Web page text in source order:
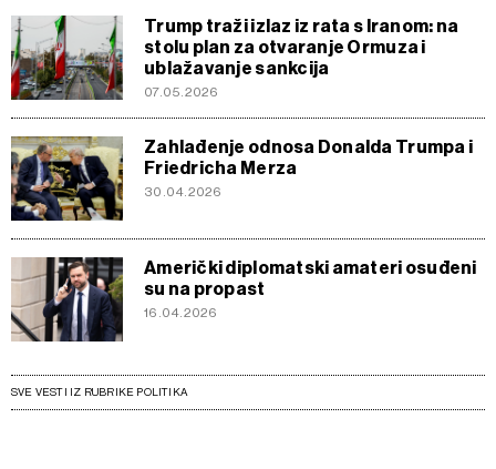
Trump traži izlaz iz rata s Iranom: na
stolu plan za otvaranje Ormuza i
ublažavanje sankcija
07.05.2026
Zahlađenje odnosa Donalda Trumpa i
Friedricha Merza
30.04.2026
Američki diplomatski amateri osuđeni
su na propast
16.04.2026
SVE VESTI IZ RUBRIKE POLITIKA